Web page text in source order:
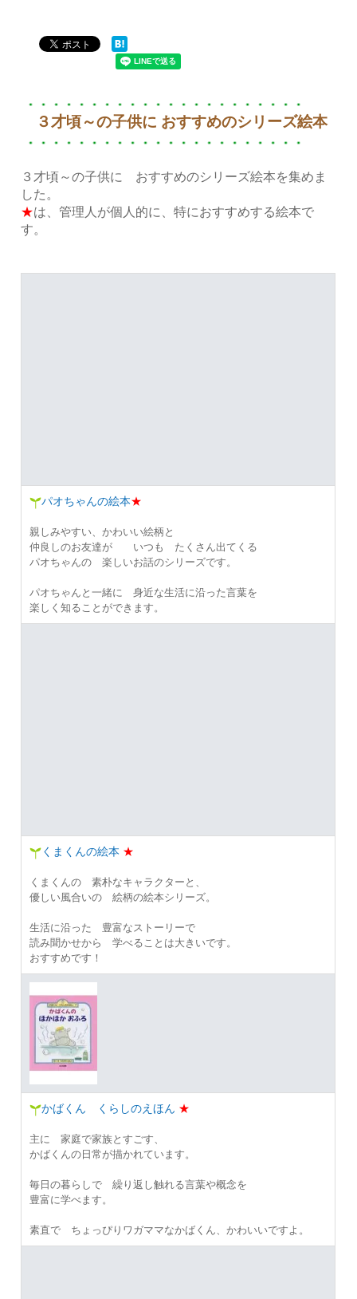
３才頃～の子供に おすすめのシリーズ絵本
３才頃～の子供に おすすめのシリーズ絵本を集めま
した。
★は、管理人が個人的に、特におすすめする絵本で
す。
パオちゃんの絵本★
親しみやすい、かわいい絵柄と
仲良しのお友達が いつも たくさん出てくる
パオちゃんの 楽しいお話のシリーズです。
パオちゃんと一緒に 身近な生活に沿った言葉を
楽しく知ることができます。
くまくんの絵本 ★
くまくんの 素朴なキャラクターと、
優しい風合いの 絵柄の絵本シリーズ。
生活に沿った 豊富なストーリーで
読み聞かせから 学べることは大きいです。
おすすめです！
かばくん くらしのえほん ★
主に 家庭で家族とすごす、
かばくんの日常が描かれています。
毎日の暮らしで 繰り返し触れる言葉や概念を
豊富に学べます。
素直で ちょっぴりワガママなかばくん、かわいいですよ。